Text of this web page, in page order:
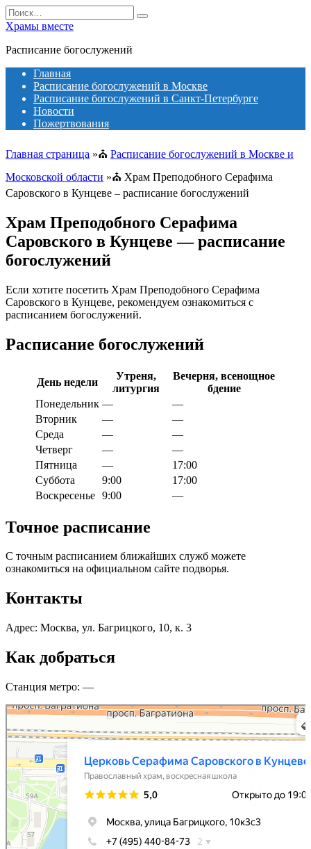
Перейти
к
содержанию
Search
for:
Храмы вместе
Расписание богослужений
Главная
Расписание богослужений в Москве
Расписание богослужений в Санкт-Петербурге
Новости
Пожертвования
Главная страница »⛪ Расписание богослужений в Москве и
Московской области »⛪ Храм Преподобного Серафима
Саровского в Кунцеве – расписание богослужений
Храм Преподобного Серафима
Саровского в Кунцеве — расписание
богослужений
Если хотите посетить Храм Преподобного Серафима
Саровского в Кунцеве, рекомендуем ознакомиться с
расписанием богослужений.
Расписание богослужений
День недели
Утреня,
литургия
Вечерня, всенощное
бдение
Понедельник —
—
Вторник
—
—
Среда
—
—
Четверг
—
—
Пятница
—
17:00
Суббота
9:00
17:00
Воскресенье 9:00 —
Точное расписание
С точным расписанием ближайших служб можете
ознакомиться на официальном сайте подворья.
Контакты
Адрес: Москва, ул. Багрицкого, 10, к. 3
Как добраться
Станция метро: —
Церковь Серафима Саровского в Кунцеве
Православный храм в Москве
Воскресная школа в Москве